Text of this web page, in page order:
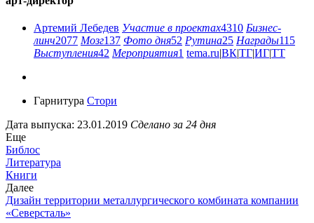
Артемий Лебедев Участие в проектах4310 Бизнес-
линч2077 Мозг137 Фото дня52 Рутина25 Награды115
Выступления42 Мероприятия1 tema.ru|ВК|ТГ|ИГ|ТТ
Гарнитура Стори
Дата выпуска: 23.01.2019 Сделано за 24 дня
Еще
Библос
Литература
Книги
Далее
Дизайн территории металлургического комбината компании
«Северсталь»